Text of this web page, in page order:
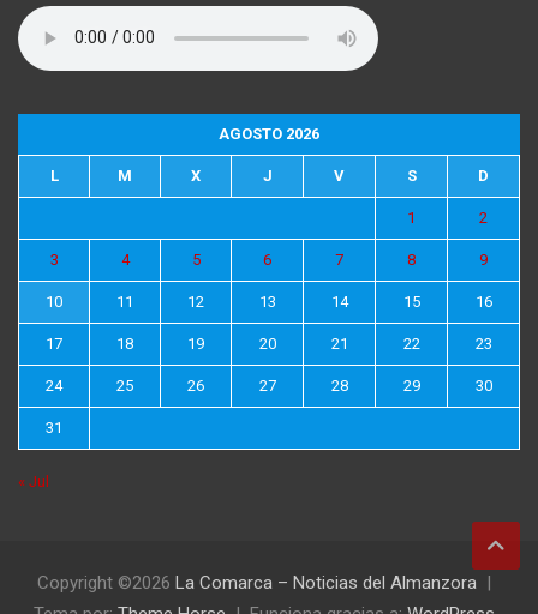
AGOSTO 2026
L M X J V S D
1 2
3 4 5 6 7 8 9
10 11 12 13 14 15 16
17 18 19 20 21 22 23
24 25 26 27 28 29 30
31
« Jul
Copyright ©2026 La Comarca – Noticias del Almanzora